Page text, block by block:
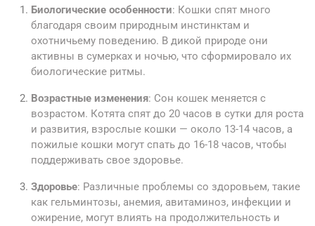
Биологические особенности: Кошки спят много
благодаря своим природным инстинктам и
охотничьему поведению. В дикой природе они
активны в сумерках и ночью, что сформировало их
биологические ритмы.
Возрастные изменения: Сон кошек меняется с
возрастом. Котята спят до 20 часов в сутки для роста
и развития, взрослые кошки — около 13-14 часов, а
пожилые кошки могут спать до 16-18 часов, чтобы
поддерживать свое здоровье.
Здоровье: Различные проблемы со здоровьем, такие
как гельминтозы, анемия, авитаминоз, инфекции и
ожирение, могут влиять на продолжительность и